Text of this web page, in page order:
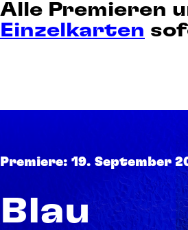
Alle Premieren
Einzelkarten
Premiere: 19. September
Blau